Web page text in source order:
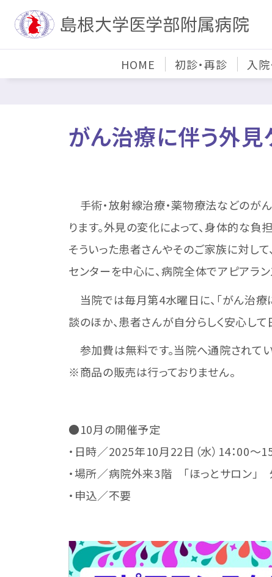
HOME 初診・再診 入院
がん治療に伴う外見
手術・放射線治療・薬物療法などのが
ります。外見の変化によって、身体的な
そういった患者さんやそのご家族に対して
センターを中心に、病院全体でアピアラ
当院では毎月第4水曜日に、「がん治療
談のほか、患者さんが自分らしく安心し
参加費は無料です。当院へ通院されて
※商品の販売は行っておりません。
●10月の開催予定
・日時／2025年10月22日（水）14：00～
・場所／病院外来3階 「ほっとサロン
・申込／不要